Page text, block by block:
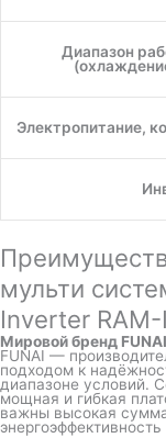
Диапазон
Электропитание,
мульти
Inverter
Мировой бренд FUNAI
FUNAI —
подходом к
диапазоне условий.
мощная и гибкая
важны высокая